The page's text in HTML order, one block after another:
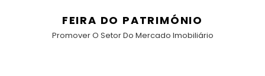
FEIRA DO PATRIMÓNIO
Promover O Setor Do Mercado Imobiliário